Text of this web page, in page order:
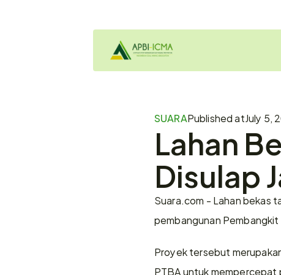
SUARAPublished atJuly 5,
Lahan
Disulap
Suara.com - Lahan bekas
pembangunan Pembangkit
Proyek tersebut
PTBA untuk